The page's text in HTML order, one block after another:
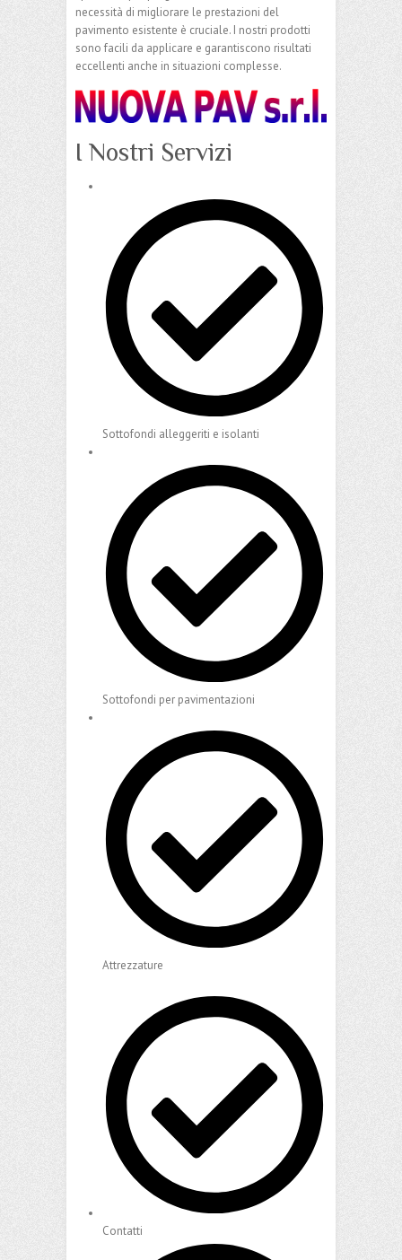
necessità di migliorare le prestazioni del
pavimento esistente è cruciale. I nostri prodotti
sono facili da applicare e garantiscono risultati
eccellenti anche in situazioni complesse.
I Nostri Servizi
Sottofondi alleggeriti e isolanti
Sottofondi per pavimentazioni
Attrezzature
Contatti